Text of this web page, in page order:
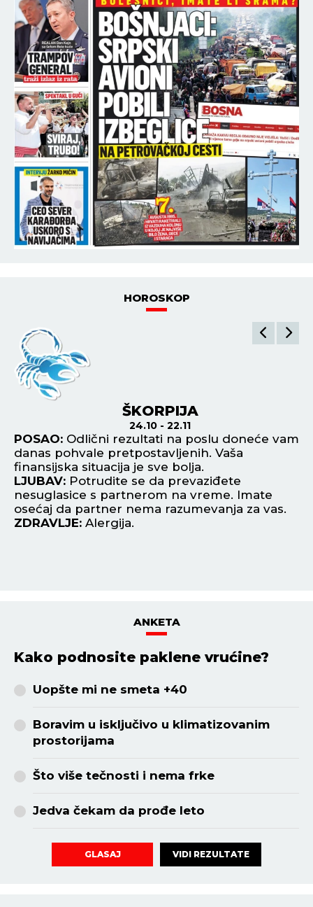
HOROSKOP
ŠKORPIJA
24.10 - 22.11
POSAO: Odlični rezultati na poslu doneće vam
danas pohvale pretpostavljenih. Vaša
finansijska situacija je sve bolja.
LJUBAV: Potrudite se da prevaziđete
nesuglasice s partnerom na vreme. Imate
osećaj da partner nema razumevanja za vas.
ZDRAVLJE: Alergija.
ANKETA
Kako podnosite paklene vrućine?
Uopšte mi ne smeta +40
Boravim u isključivo u klimatizovanim
prostorijama
Što više tečnosti i nema frke
Jedva čekam da prođe leto
GLASAJ VIDI REZULTATE